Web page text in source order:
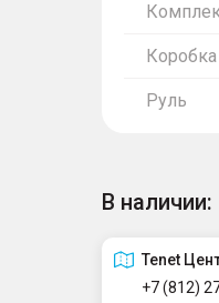
Коробка
Руль
В наличии:
Tenet
+7 (812)